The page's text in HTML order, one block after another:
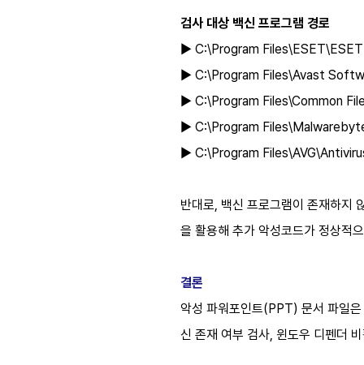
검사 대상 백신 프로그램 경로
▶ C:\Program
▶ C:\Program Files\Avast
▶ C:\Program Files\Common
▶ C:\Program
▶ C:\Program
반대로, 백신 프로그램이 존재하지
을 활용해 추가 악성코드가 정상적
결론
악성 파워포인트(PPT) 문서 파일
신 존재 여부 검사, 윈도우 디펜더